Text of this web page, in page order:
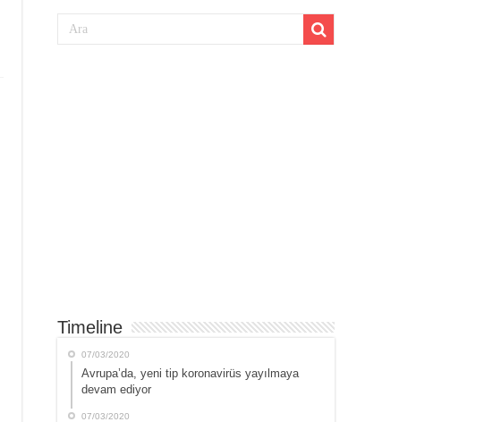
Timeline
07/03/2020
Avrupa’da, yeni tip koronavirüs yayılmaya
devam ediyor
07/03/2020